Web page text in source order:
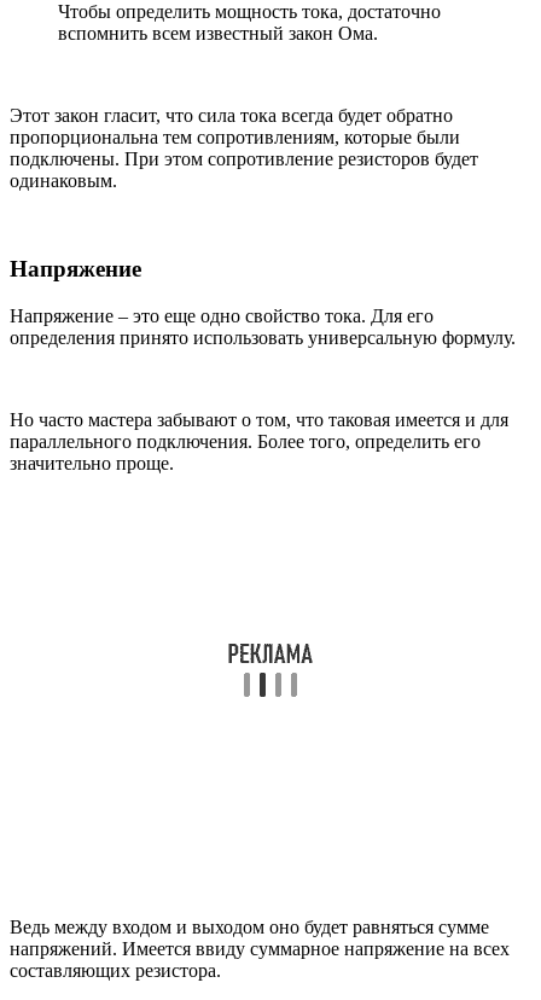
Чтобы определить мощность тока, достаточно
вспомнить всем известный закон Ома.
Этот закон гласит, что сила тока всегда будет обратно
пропорциональна тем сопротивлениям, которые были
подключены. При этом сопротивление резисторов будет
одинаковым.
Напряжение
Напряжение – это еще одно свойство тока. Для его
определения принято использовать универсальную формулу.
Но часто мастера забывают о том, что таковая имеется и для
параллельного подключения. Более того, определить его
значительно проще.
Ведь между входом и выходом оно будет равняться сумме
напряжений. Имеется ввиду суммарное напряжение на всех
составляющих резистора.